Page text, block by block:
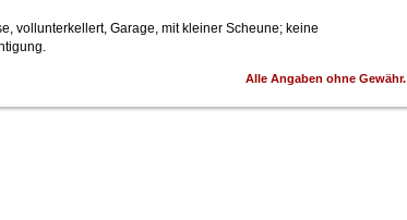
vollunterkellert, Garage, mit kleiner Scheune; keine
Alle Angaben ohne Gewähr.